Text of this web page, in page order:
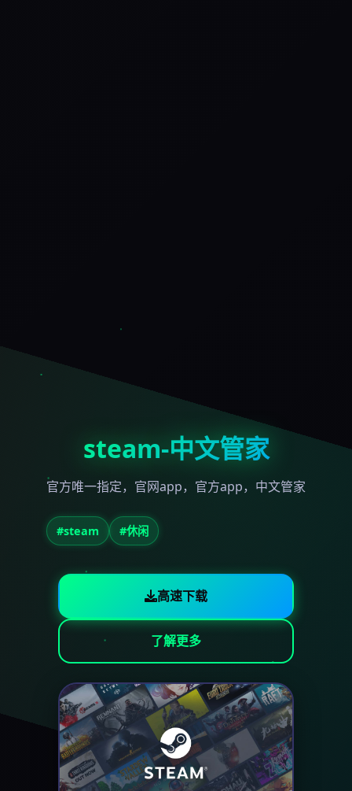
steam-中文管家
官方唯一指定，官网app，官方app，中文管家
#steam #休闲
高速下载
了解更多